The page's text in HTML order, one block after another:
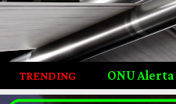
TRENDING
Alerta Que La Humanidad